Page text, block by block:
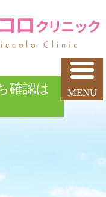
確認は